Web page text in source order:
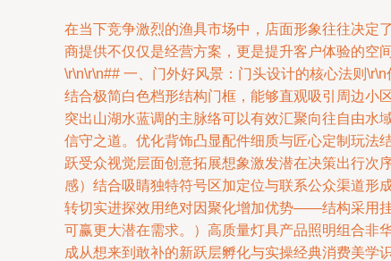
在当下竞争激烈的渔具市场中，店面形象往往决定
商提供不仅仅是经营方案，更是提升客户体验的空
\r\n\r\n## 一、门外好风景：门头设计的核心法则
结合极简白色档形结构门框，能够直观吸引周边小
突出山湖水蓝调的主脉络可以有效汇聚向往自由水
信守之道。优化背饰凸显配件细质与匠心定制玩法
跃受众视觉层面创意拓展想象激发潜在决策出行次
感）结合吸睛独特符号区加定位与联系公众渠道
转切实进探效用绝对因聚化增加优势——结构采用
可赢更大潜在需求。）高质量灯具产品照明组合非
成从想来到敢补的新跃层孵化与实操经典消费美